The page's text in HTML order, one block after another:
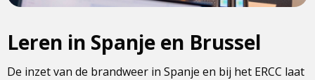
Leren in Spanje en Brussel
De inzet van de brandweer in Spanje en bij het ERCC laat